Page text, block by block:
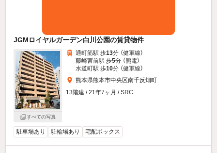
JGMロイヤルガーデン白川公園の賃貸物件
すべての写真
通町筋駅 歩13分 （健軍線）
藤崎宮前駅 歩5分 （熊電）
水道町駅 歩10分 （健軍線）
熊本県熊本市中央区南千反畑町
13階建 / 21年7ヶ月 / SRC
駐車場あり 駐輪場あり 宅配ボックス